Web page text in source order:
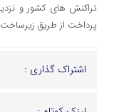
تراکنش های کشور و
پرداخت از طریق
اشتراک گذاری :